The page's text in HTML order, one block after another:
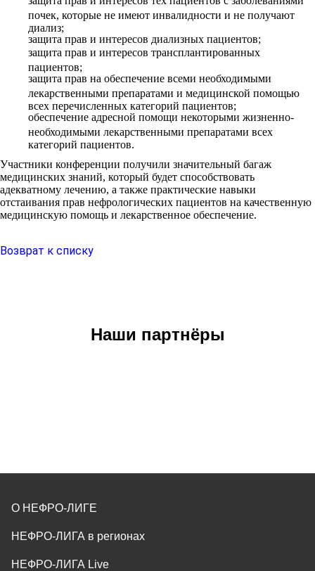
почек, которые не имеют инвалидности и не получают
диализ;
защита прав и интересов диализных пациентов;
защита прав и интересов трансплантированных
пациентов;
защита прав на обеспечение всеми необходимыми
лекарственными препаратами и медицинской помощью
всех перечисленных категорий пациентов;
обеспечение адресной помощи некоторыми жизненно-
необходимыми лекарственными препаратами всех
категорий пациентов.
Участники конференции получили значительный багаж
медицинских знаний, который будет способствовать
адекватному лечению, а также практические навыки
отстаивания прав нефрологических пациентов на качественную
медицинскую помощь и лекарственное обеспечение.
Возврат к списку
Наши партнёры
О НЕФРО-ЛИГЕ
НЕФРО-ЛИГА в регионах
НЕФРО-ЛИГА Live